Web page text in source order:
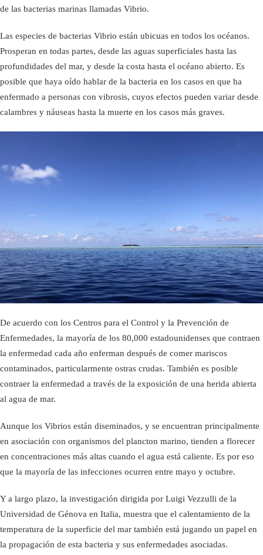
de las bacterias marinas llamadas Vibrio.
Las especies de bacterias Vibrio están ubicuas en todos los océanos.
Prosperan en todas partes, desde las aguas superficiales hasta las
profundidades del mar, y desde la costa hasta el océano abierto. Es
posible que haya oído hablar de la bacteria en los casos en que ha
enfermado a personas con vibrosis, cuyos efectos pueden variar desde
calambres y náuseas hasta la muerte en los casos más graves.
De acuerdo con los Centros para el Control y la Prevención de
Enfermedades, la mayoría de los 80,000 estadounidenses que contraen
la enfermedad cada año enferman después de comer mariscos
contaminados, particularmente ostras crudas. También es posible
contraer la enfermedad a través de la exposición de una herida abierta
al agua de mar.
Aunque los Vibrios están diseminados, y se encuentran principalmente
en asociación con organismos del plancton marino, tienden a florecer
en concentraciones más altas cuando el agua está caliente. Es por eso
que la mayoría de las infecciones ocurren entre mayo y octubre.
Y a largo plazo, la investigación dirigida por Luigi Vezzulli de la
Universidad de Génova en Italia, muestra que el calentamiento de la
temperatura de la superficie del mar también está jugando un papel en
la propagación de esta bacteria y sus enfermedades asociadas.